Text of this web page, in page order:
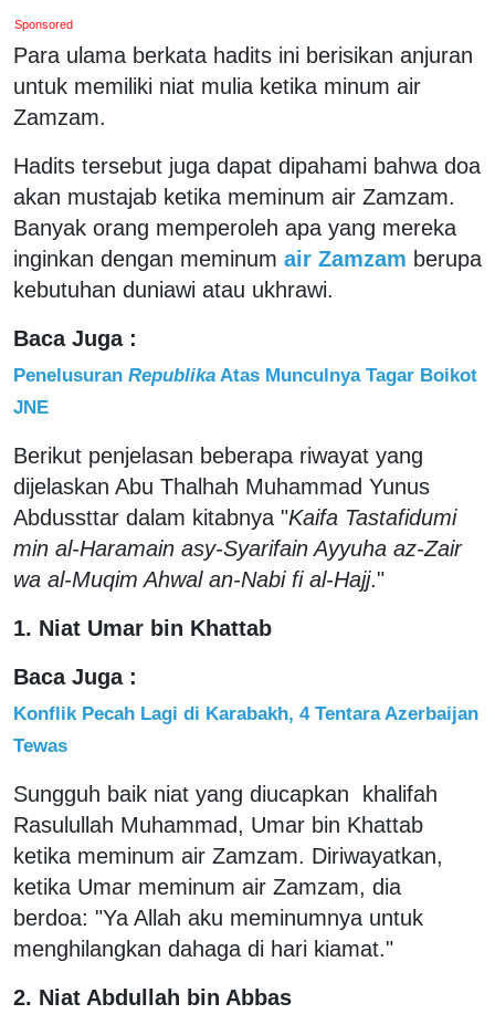
Sponsored
Para ulama berkata hadits ini berisikan anjuran
untuk memiliki niat mulia ketika minum air
Zamzam.
Hadits tersebut juga dapat dipahami bahwa doa
akan mustajab ketika meminum air Zamzam.
Banyak orang memperoleh apa yang mereka
inginkan dengan meminum air Zamzam berupa
kebutuhan duniawi atau ukhrawi.
Baca Juga :
Penelusuran Republika Atas Munculnya Tagar Boikot
JNE
Berikut penjelasan beberapa riwayat yang
dijelaskan Abu Thalhah Muhammad Yunus
Abdussttar dalam kitabnya "Kaifa Tastafidumi
min al-Haramain asy-Syarifain Ayyuha az-Zair
wa al-Muqim Ahwal an-Nabi fi al-Hajj."
1. Niat Umar bin Khattab
Baca Juga :
Konflik Pecah Lagi di Karabakh, 4 Tentara Azerbaijan
Tewas
Sungguh baik niat yang diucapkan khalifah
Rasulullah Muhammad, Umar bin Khattab
ketika meminum air Zamzam. Diriwayatkan,
ketika Umar meminum air Zamzam, dia
berdoa: "Ya Allah aku meminumnya untuk
menghilangkan dahaga di hari kiamat."
2. Niat Abdullah bin Abbas